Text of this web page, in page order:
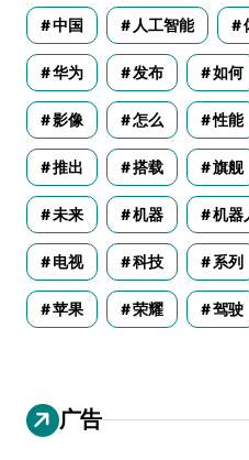
中国 人工智能
华为 发布 如何
影像 怎么 性能
推出 搭载 旗舰
未来 机器 机器
电视 科技 系列
苹果 荣耀 驾驶
广告